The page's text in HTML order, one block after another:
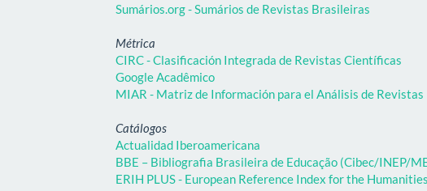
Sumários.org - Sumários de Revistas Brasileiras
Métrica
CIRC - Clasificación Integrada de Revistas Científicas
Google Acadêmico
MIAR - Matriz de Información para el Análisis de Revistas
Catálogos
Actualidad Iberoamericana
BBE – Bibliografia Brasileira de Educação (Cibec/INEP/
ERIH PLUS - European Reference Index for the